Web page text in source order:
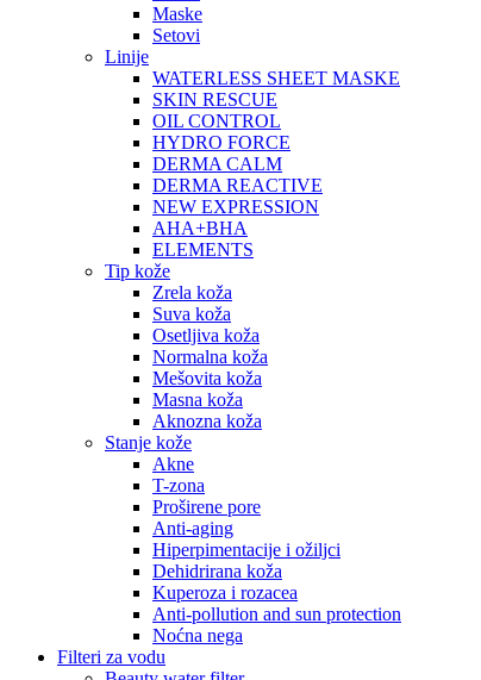
Maske
Setovi
Linije
WATERLESS SHEET MASKE
SKIN RESCUE
OIL CONTROL
HYDRO FORCE
DERMA CALM
DERMA REACTIVE
NEW EXPRESSION
AHA+BHA
ELEMENTS
Tip kože
Zrela koža
Suva koža
Osetljiva koža
Normalna koža
Mešovita koža
Masna koža
Aknozna koža
Stanje kože
Akne
T-zona
Proširene pore
Anti-aging
Hiperpimentacije i ožiljci
Dehidrirana koža
Kuperoza i rozacea
Anti-pollution and sun protection
Noćna nega
Filteri za vodu